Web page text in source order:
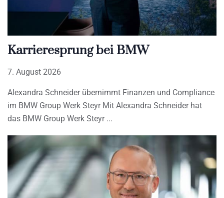
Karrieresprung bei BMW
7. August 2026
Alexandra Schneider übernimmt Finanzen und Compliance
im BMW Group Werk Steyr Mit Alexandra Schneider hat
das BMW Group Werk Steyr